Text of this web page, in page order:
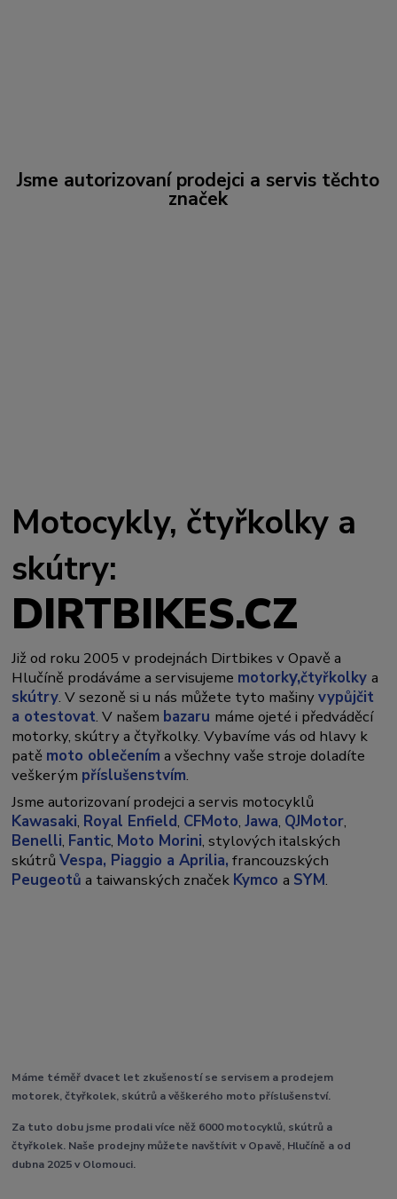
Jsme autorizovaní prodejci a servis těchto
značek
Motocykly, čtyřkolky a
skútry:
DIRTBIKES.CZ
Již od roku 2005 v prodejnách Dirtbikes v Opavě a
Hlučíně prodáváme a servisujeme motorky,čtyřkolkya
skútry. V sezoně si u nás můžete tyto mašinyvypůjčit
a otestovat. V našem bazaru máme ojeté i předváděcí
motorky, skútry a čtyřkolky. Vybavíme vás od hlavy k
patě moto oblečením a všechny vaše stroje doladíte
veškerým příslušenstvím.
Jsme autorizovaní prodejci a servis motocyklů
Kawasaki, Royal Enfield, CFMoto,Jawa, QJMotor,
Benelli, Fantic, Moto Morini, stylových italských
skútrůVespa, Piaggio a Aprilia, francouzských
Peugeotů a taiwanských značek Kymcoa SYM.
Máme téměř dvacet let zkušeností se servisem a prodejem
motorek, čtyřkolek, skútrů a věškerého moto příslušenství.
Za tuto dobu jsme prodali více něž 6000 motocyklů, skútrů a
čtyřkolek. Naše prodejny můžete navštívit v Opavě, Hlučíně a od
dubna 2025 v Olomouci.